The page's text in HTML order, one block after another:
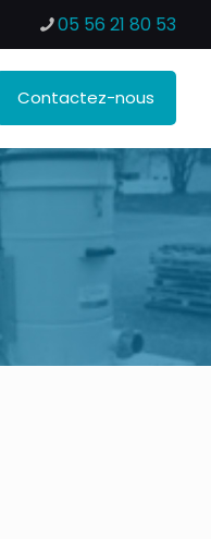
05 56 21 80 53
Contactez-nous